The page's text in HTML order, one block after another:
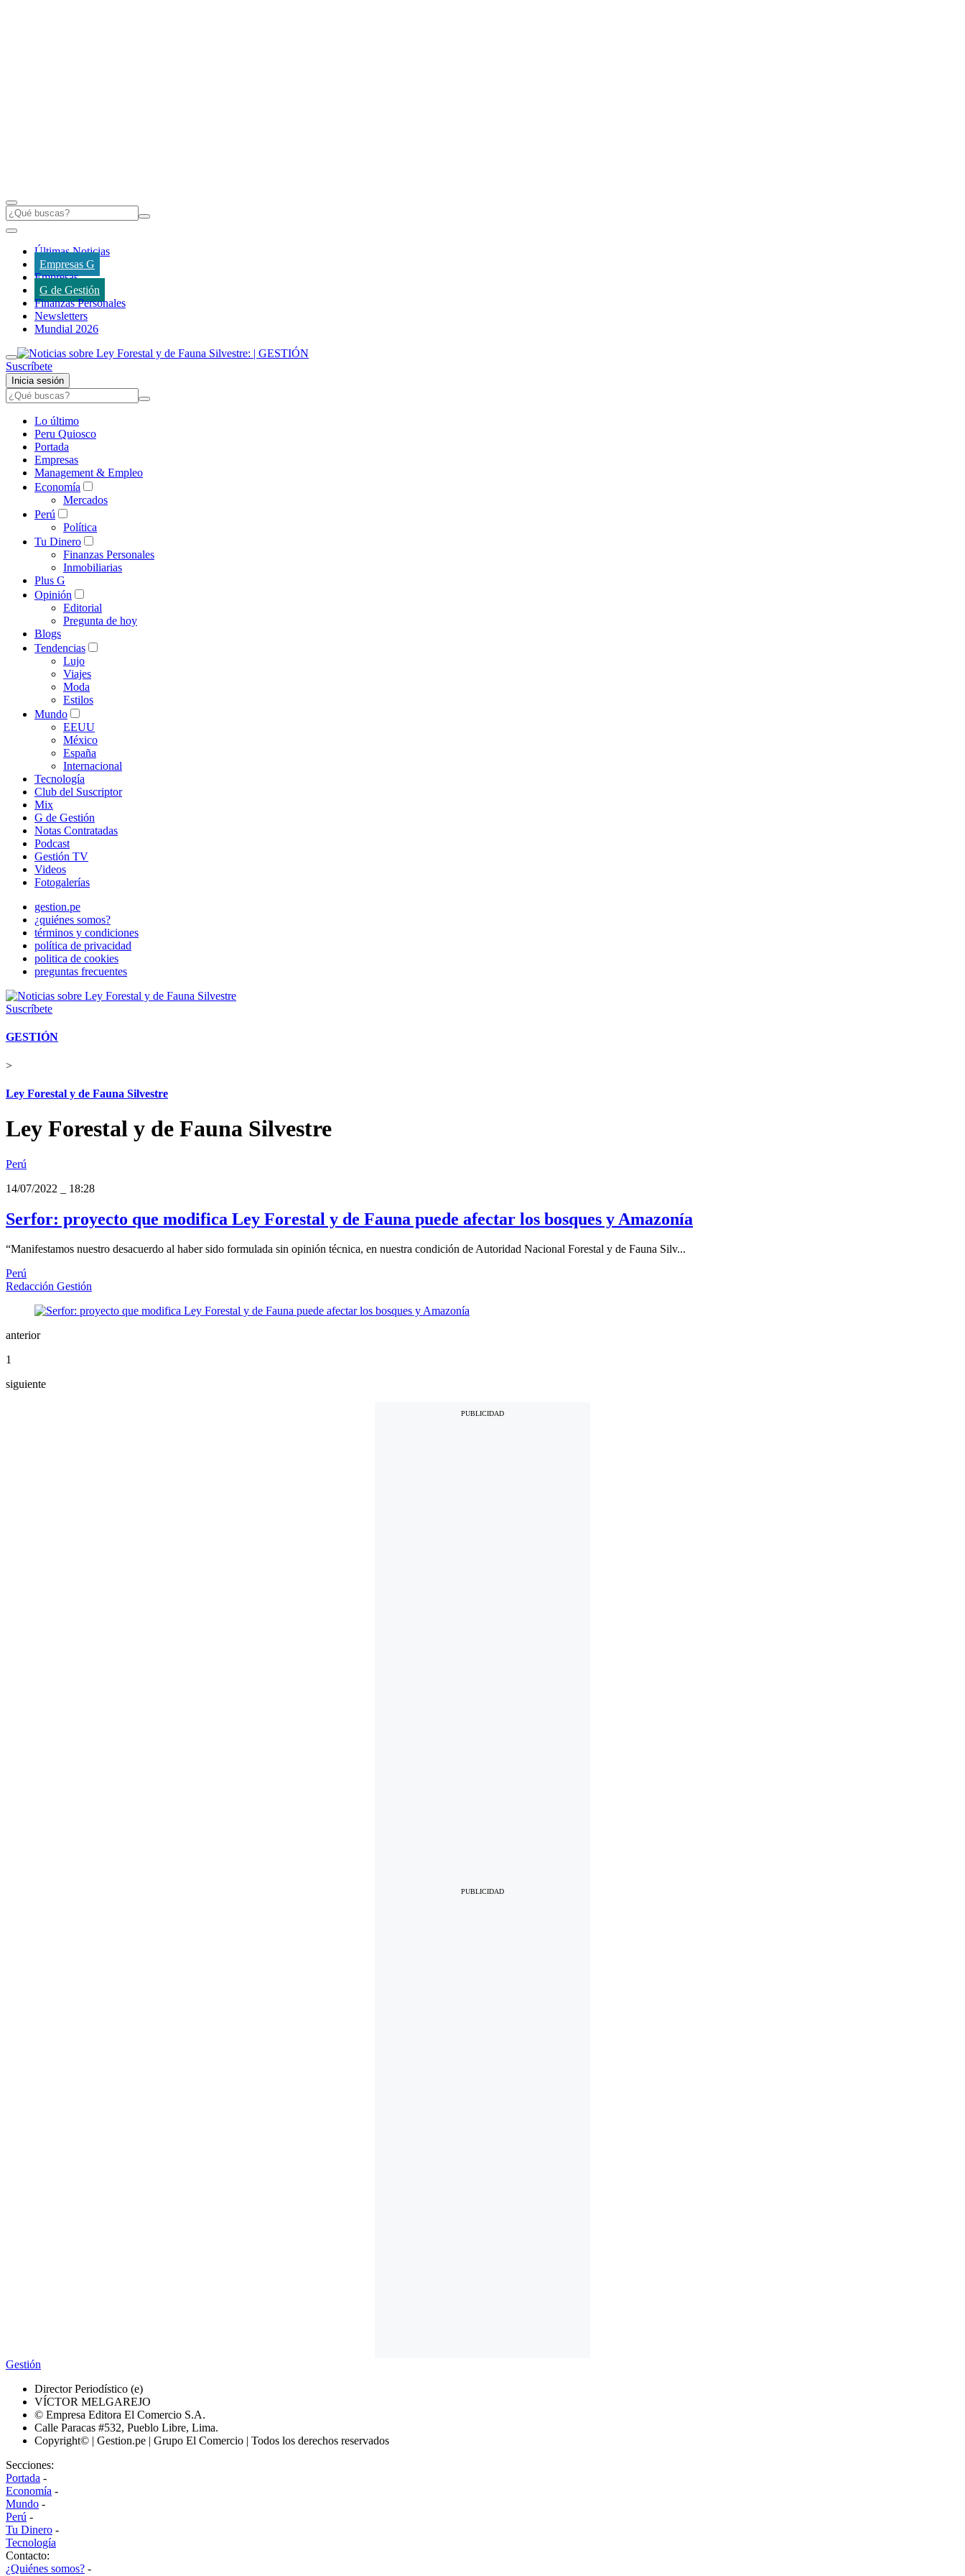
Últimas Noticias
Empresas G
Empresas
G de Gestión
Finanzas Personales
Newsletters
Mundial 2026
Suscríbete
Inicia sesión
Lo último
Peru Quiosco
Portada
Empresas
Management & Empleo
Economía
Mercados
Perú
Política
Tu Dinero
Finanzas Personales
Inmobiliarias
Plus G
Opinión
Editorial
Pregunta de hoy
Blogs
Tendencias
Lujo
Viajes
Moda
Estilos
Mundo
EEUU
México
España
Internacional
Tecnología
Club del Suscriptor
Mix
G de Gestión
Notas Contratadas
Podcast
Gestión TV
Videos
Fotogalerías
gestion.pe
¿quiénes somos?
términos y condiciones
política de privacidad
politica de cookies
preguntas frecuentes
Suscríbete
GESTIÓN
>
Ley Forestal y de Fauna Silvestre
Ley Forestal y de Fauna Silvestre
Perú
14/07/2022
18:28
Serfor: proyecto que modifica Ley Forestal y de Fauna puede afectar los bosques y Amazonía
“Manifestamos nuestro desacuerdo al haber sido formulada sin opinión técnica, en nuestra condición de Autoridad Nacional Forestal y de Fauna Silv...
Perú
Redacción Gestión
anterior
1
siguiente
Gestión
Director Periodístico (e)
VÍCTOR MELGAREJO
© Empresa Editora El Comercio S.A.
Calle Paracas #532, Pueblo Libre, Lima.
Copyright© | Gestion.pe | Grupo El Comercio | Todos los derechos reservados
Secciones:
Portada -
Economía -
Mundo -
Perú -
Tu Dinero -
Tecnología
Contacto:
¿Quiénes somos? -